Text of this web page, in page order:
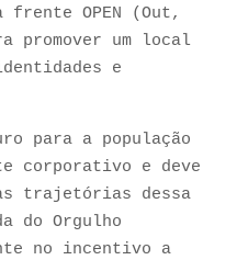
OPEN (Out,
promover um local
e
para a população
corporativo e deve
trajetórias dessa
do Orgulho
no incentivo a